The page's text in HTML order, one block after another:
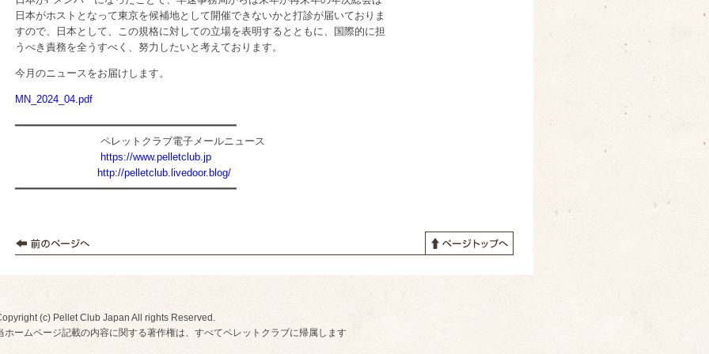
日本がホストとなって東京を候補地として開催できないかと打診が届いておりま
すので、日本として、この規格に対しての立場を表明するとともに、国際的に担
うべき責務を全うすべく、努力したいと考えております。
今月のニュースをお届けします。
MN_2024_04.pdf
━━━━━━━━━━━━━━━━━━━━━━━━━━━━━━━━━━━
ペレットクラブ電子メールニュース
https://www.pelletclub.jp
http://pelletclub.livedoor.blog/
━━━━━━━━━━━━━━━━━━━━━━━━━━━━━━━━━━━
(c) Pellet Club Japan All rights Reserved.
ホームページ記載の内容に関する著作権は、すべてペレットクラブに帰属します